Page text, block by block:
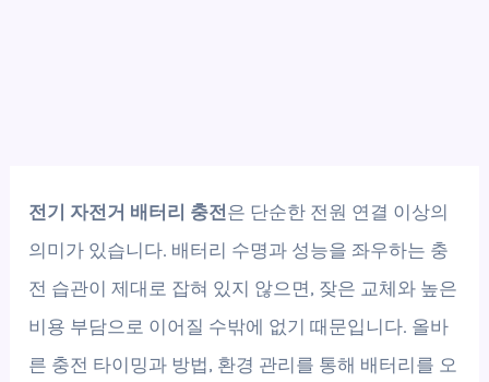
전기 자전거 배터리 충전은 단순한 전원 연결 이상의
의미가 있습니다. 배터리 수명과 성능을 좌우하는 충
전 습관이 제대로 잡혀 있지 않으면, 잦은 교체와 높은
비용 부담으로 이어질 수밖에 없기 때문입니다. 올바
른 충전 타이밍과 방법, 환경 관리를 통해 배터리를 오